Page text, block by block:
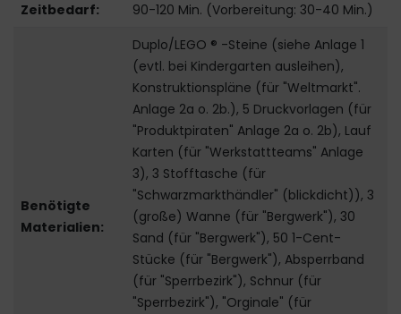
Zeitbedarf: 90-120 Min. (Vorbereitung: 30-40 Min.)
Benötigte
Materialien:
Duplo/LEGO ® -Steine (siehe Anlage 1
(evtl. bei Kindergarten ausleihen),
Konstruktionspläne (für "Weltmarkt".
Anlage 2a o. 2b.), 5 Druckvorlagen (für
"Produktpiraten" Anlage 2a o. 2b), Lauf
Karten (für "Werkstattteams" Anlage
3), 3 Stofftasche (für
"Schwarzmarkthändler" (blickdicht)), 3
(große) Wanne (für "Bergwerk"), 30
Sand (für "Bergwerk"), 50 1-Cent-
Stücke (für "Bergwerk"), Absperrband
(für "Sperrbezirk"), Schnur (für
"Sperrbezirk"), "Orginale" (für